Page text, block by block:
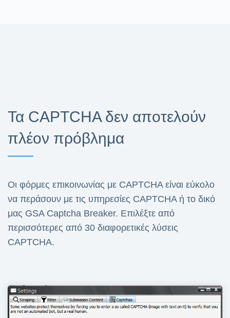
Τα CAPTCHA δεν αποτελούν
πλέον πρόβλημα
Οι φόρμες επικοινωνίας με CAPTCHA είναι εύκολο
να περάσουν με τις υπηρεσίες CAPTCHA ή το δικό
μας GSA Captcha Breaker. Επιλέξτε από
περισσότερες από 30 διαφορετικές λύσεις
CAPTCHA.